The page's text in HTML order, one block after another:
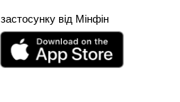
від Мінфін